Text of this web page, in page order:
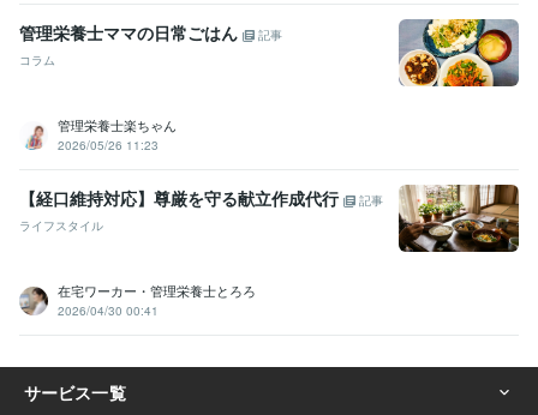
管理栄養士ママの日常ごはん
記事
コラム
管理栄養士楽ちゃん
2026/05/26 11:23
【経口維持対応】尊厳を守る献立作成代行
記事
ライフスタイル
在宅ワーカー・管理栄養士とろろ
2026/04/30 00:41